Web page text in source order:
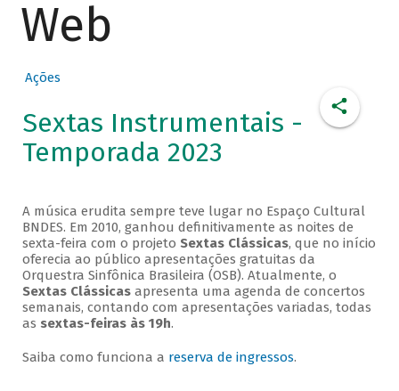
Web
Ações
Sextas Instrumentais -
Temporada 2023
A música erudita sempre teve lugar no Espaço Cultural
BNDES. Em 2010, ganhou definitivamente as noites de
sexta-feira com o projeto Sextas Clássicas, que no início
oferecia ao público apresentações gratuitas da
Orquestra Sinfônica Brasileira (OSB). Atualmente, o
Sextas Clássicasapresenta uma agenda de concertos
semanais, contando com apresentações variadas, todas
as sextas-feiras às 19h.
Saiba como funciona a reserva de ingressos.